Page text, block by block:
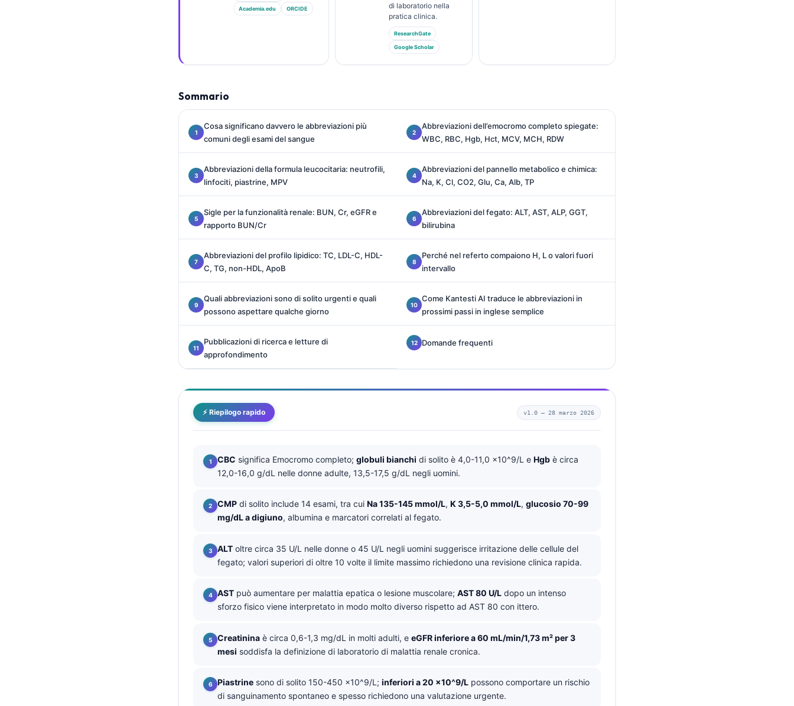
Academia.edu ORCIDE
di laboratorio nella
pratica clinica.
ResearchGate
Google Scholar
Sommario
Cosa significano davvero le abbreviazioni più
comuni degli esami del sangue
Abbreviazioni dell’emocromo completo spiegate:
WBC, RBC, Hgb, Hct, MCV, MCH, RDW
Abbreviazioni della formula leucocitaria: neutrofili,
linfociti, piastrine, MPV
Abbreviazioni del pannello metabolico e chimica:
Na, K, Cl, CO2, Glu, Ca, Alb, TP
Sigle per la funzionalità renale: BUN, Cr, eGFR e
rapporto BUN/Cr
Abbreviazioni del fegato: ALT, AST, ALP, GGT,
bilirubina
Abbreviazioni del profilo lipidico: TC, LDL-C, HDL-
C, TG, non-HDL, ApoB
Perché nel referto compaiono H, L o valori fuori
intervallo
Quali abbreviazioni sono di solito urgenti e quali
possono aspettare qualche giorno
Come Kantesti AI traduce le abbreviazioni in
prossimi passi in inglese semplice
Pubblicazioni di ricerca e letture di
approfondimento
Domande frequenti
⚡ Riepilogo rapido v1.0 — 28 marzo 2026
CBC significa Emocromo completo; globuli bianchi di solito è 4,0-11,0 x10^9/L e Hgb è circa
12,0-16,0 g/dL nelle donne adulte, 13,5-17,5 g/dL negli uomini.
CMP di solito include 14 esami, tra cui Na 135-145 mmol/L, K 3,5-5,0 mmol/L, glucosio 70-99
mg/dL a digiuno, albumina e marcatori correlati al fegato.
ALT oltre circa 35 U/L nelle donne o 45 U/L negli uomini suggerisce irritazione delle cellule del
fegato; valori superiori di oltre 10 volte il limite massimo richiedono una revisione clinica rapida.
AST può aumentare per malattia epatica o lesione muscolare; AST 80 U/L dopo un intenso
sforzo fisico viene interpretato in modo molto diverso rispetto ad AST 80 con ittero.
Creatinina è circa 0,6-1,3 mg/dL in molti adulti, e eGFR inferiore a 60 mL/min/1,73 m² per 3
mesi soddisfa la definizione di laboratorio di malattia renale cronica.
Piastrine sono di solito 150-450 x10^9/L; inferiori a 20 x10^9/L possono comportare un rischio
di sanguinamento spontaneo e spesso richiedono una valutazione urgente.